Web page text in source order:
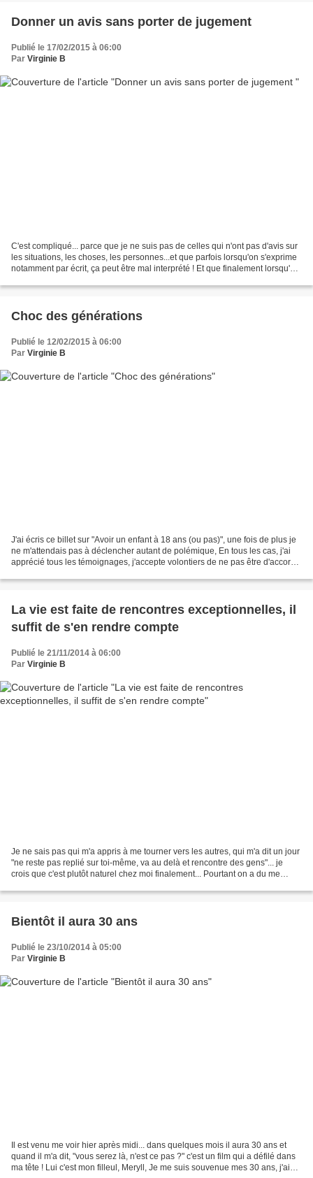
Donner un avis sans porter de jugement
Publié le 17/02/2015 à 06:00
Par Virginie B
C'est compliqué... parce que je ne suis pas de celles qui n'ont pas d'avis sur
les situations, les choses, les personnes...et que parfois lorsqu'on s'exprime
notamment par écrit, ça peut être mal interprété ! Et que finalement lorsqu'on
Choc des générations
Publié le 12/02/2015 à 06:00
Par Virginie B
J'ai écris ce billet sur "Avoir un enfant à 18 ans (ou pas)", une fois de plus je
ne m'attendais pas à déclencher autant de polémique, En tous les cas, j'ai
apprécié tous les témoignages, j'accepte volontiers de ne pas être d'accord
La vie est faite de rencontres exceptionnelles, il
suffit de s'en rendre compte
Publié le 21/11/2014 à 06:00
Par Virginie B
Je ne sais pas qui m'a appris à me tourner vers les autres, qui m'a dit un jour
"ne reste pas replié sur toi-même, va au delà et rencontre des gens"... je
crois que c'est plutôt naturel chez moi finalement... Pourtant on a du me
Bientôt il aura 30 ans
Publié le 23/10/2014 à 05:00
Par Virginie B
Il est venu me voir hier après midi... dans quelques mois il aura 30 ans et
quand il m'a dit, "vous serez là, n'est ce pas ?" c'est un film qui a défilé dans
ma tête ! Lui c'est mon filleul, Meryll, Je me suis souvenue mes 30 ans, j'ai